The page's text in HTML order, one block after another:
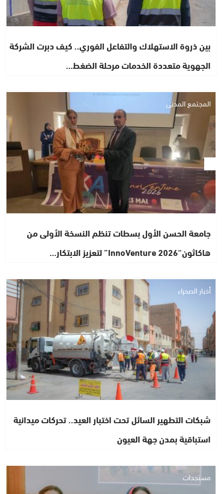
بين ذروة الاستهلاك والتفاعل الفوري.. كيف دبرت الشركة
الجهوية متعددة الخدمات مرحلة الضغط…
المجتمع المدني
جامعة الحسن الأول بسطات تنظم النسخة الأولى من
هاكاثون“InnoVenture 2026” لتعزيز الابتكار…
أخبار الصحراء
شبكات التطهير السائل تحت اختبار العيد.. تحركات ميدانية
استباقية بمدن جهة العيون
مستجدات